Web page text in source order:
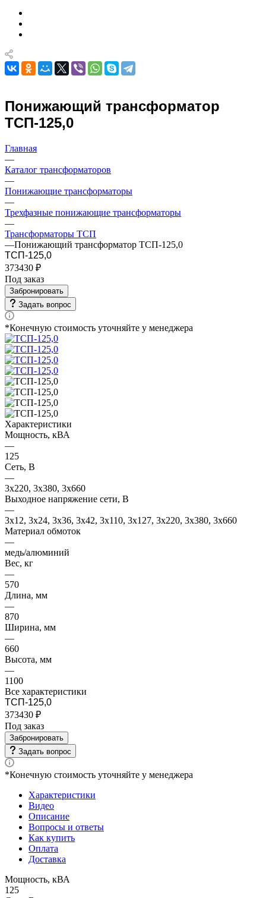
Понижающий трансформатор
ТСП-125,0
Главная
—
Каталог трансформаторов
—
Понижающие трансформаторы
—
Трехфазные понижающие трансформаторы
—
Трансформаторы ТСП
—Понижающий трансформатор ТСП-125,0
ТСП-125,0
373430 ₽
Под заказ
Забронировать
Задать вопрос
*Конечную стоимость уточняйте у менеджера
Характеристики
Мощность, кВА
—
125
Сеть, В
—
3x220, 3х380, 3x660
Выходное напряжение сети, В
—
3x12, 3x24, 3x36, 3x42, 3x110, 3x127, 3x220, 3x380, 3x660
Материал обмоток
—
медь/алюминий
Вес, кг
—
570
Длина, мм
—
870
Ширина, мм
—
660
Высота, мм
—
1100
Все характеристики
ТСП-125,0
373430 ₽
Под заказ
Забронировать
Задать вопрос
*Конечную стоимость уточняйте у менеджера
Характеристики
Видео
Описание
Вопросы и ответы
Как купить
Оплата
Доставка
Мощность, кВА
125